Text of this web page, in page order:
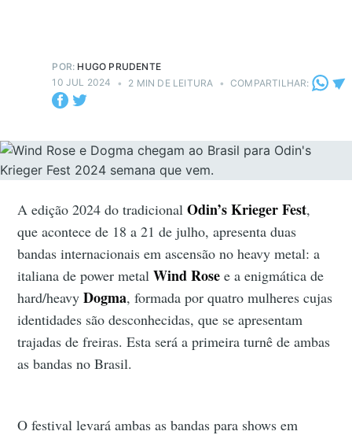
POR: HUGO PRUDENTE
10 JUL 2024
• 2 MIN DE LEITURA • COMPARTILHAR:
A edição 2024 do tradicionalOdin’s Krieger Fest,
que acontece de 18 a 21 de julho, apresenta duas
bandas internacionais em ascensão no heavy metal: a
italiana de power metalWind Rose e a enigmática de
hard/heavyDogma, formada por quatro mulheres cujas
identidades são desconhecidas, que se apresentam
trajadas de freiras. Esta será a primeira turnê de ambas
as bandas no Brasil.
O festival levará ambas as bandas para shows em